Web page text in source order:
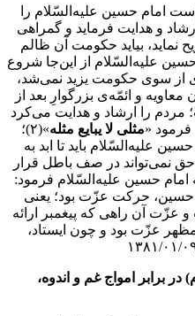
امام حسین علیه‌السّلام را
و هدایت فرماید و گمراهی
نماید، بیاید حکومت آن ظالم
حسین علیه‌السّلام از این‌جا شروع
از سوی حکومت یزید نمی‌شد،
و ائمّه‌ی بزرگوارِ بعد از
مردم را ارشاد و هدایت می‌کرد
«مثلی لا یبایع مثله
»(۲)؛
علیه‌السّلام باید تا ابد به
نمی‌تواند در صف باطل قرار
امام حسین علیه‌السّلام فرمود:
حسین، حرکت عزّت بود؛ یعنی
آن راهی که پیغمبر ارائه
عزّت بود و چون ایستاد،
برابر امواج غم و اندوه،